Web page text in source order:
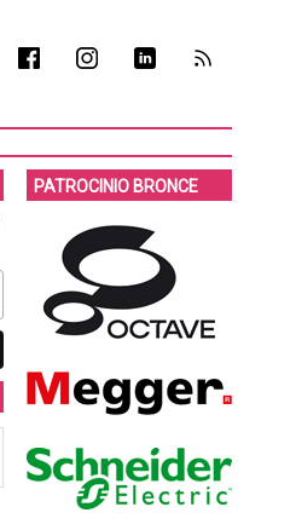
PATROCINIO BRONCE